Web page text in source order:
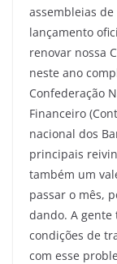
assembleias
lançamento
renovar nossa
neste ano
Confederação
Financeiro
nacional dos
principais
também um
passar o mês,
dando. A
condições de
com esse